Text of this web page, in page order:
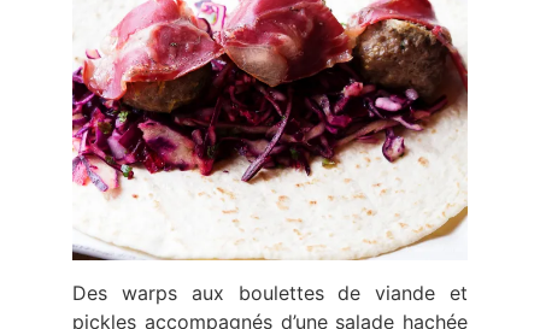
Des warps aux boulettes de viande et
pickles accompagnés d’une salade hachée